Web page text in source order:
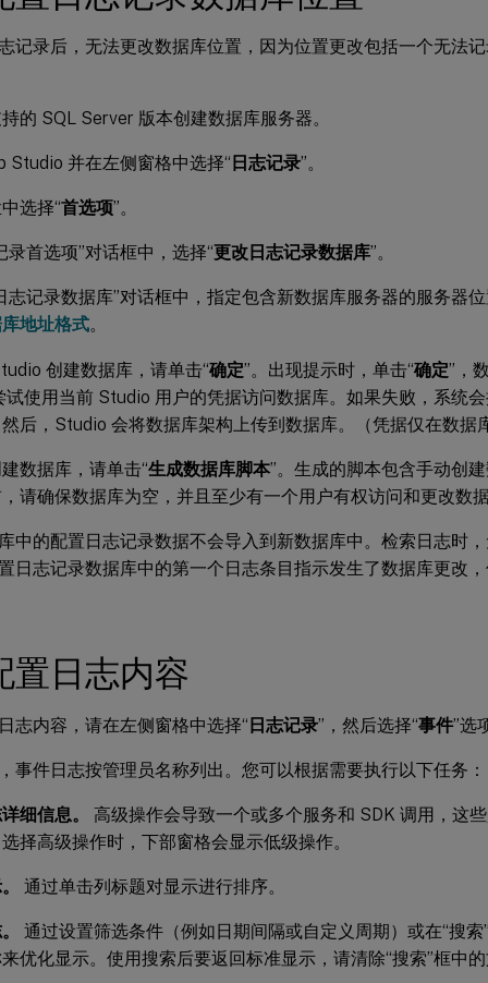
记录后，无法更改数据库位置，因为位置更改包括一个无法
的 SQL Server 版本创建数据库服务器。
Studio 并在左侧窗格中选择“ 日志记录”。
选择“首选项”。
录首选项”对话框中，选择“更改日志记录数据库”。
志记录数据库”对话框中，指定包含新数据库服务器的服务器
地址格式。
创建数据库，请单击“确定”。出现提示时，单击“确定”，
使用当前 Studio 用户的凭据访问数据库。如果失败，系统
后，Studio 会将数据库架构上传到数据库。（凭据仅在数据
数据库，请单击“生成数据库脚本”。生成的脚本包含手动创
请确保数据库为空，并且至少有一个用户有权访问和更改数
中的配置日志记录数据不会导入到新数据库中。检索日志时
日志记录数据库中的第一个日志条目指示发生了数据库更改
置日志内容
志内容，请在左侧窗格中选择“ 日志记录”，然后选择“事件”选
事件日志按管理员名称列出。您可以根据需要执行以下任务：
细信息。
高级操作会导致一个或多个服务和 SDK 调用，这
择高级操作时，下部窗格会显示低级操作。
通过单击列标题对显示进行排序。
通过设置筛选条件（例如日期间隔或自定义周期）或在“搜
优化显示。使用搜索后要返回标准显示，请清除“搜索”框中